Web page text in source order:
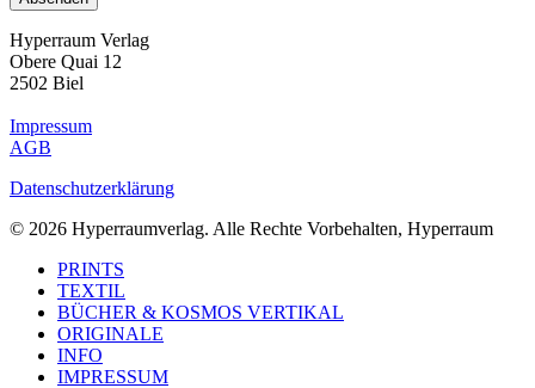
Hyperraum Verlag
Obere Quai 12
2502 Biel
Impressum
AGB
Datenschutzerklärung
© 2026 Hyperraumverlag. Alle Rechte Vorbehalten, Hyperraum
Close
Menu
PRINTS
TEXTIL
BÜCHER & KOSMOS VERTIKAL
ORIGINALE
INFO
IMPRESSUM